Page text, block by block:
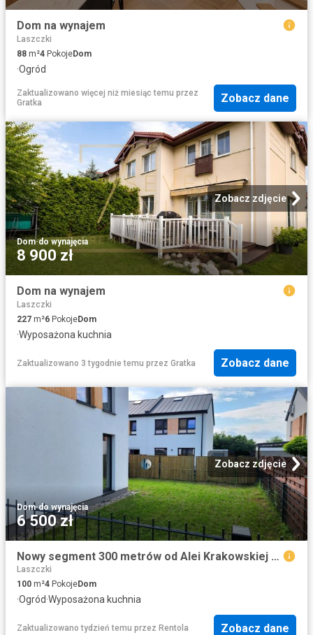
Dom na wynajem
Laszczki
88 m²4 PokojeDom
·Ogród
Zaktualizowano więcej niż miesiąc temu przez
Gratka
Zobacz dane
Zobacz zdjęcie
Dom·do wynajęcia
8 900 zł
Dom na wynajem
Laszczki
227 m²6 PokojeDom
·Wyposażona kuchnia
Zaktualizowano 3 tygodnie temu przez Gratka Zobacz dane
Zobacz zdjęcie
Dom·do wynajęcia
6 500 zł
Nowy segment 300 metrów od Alei Krakowskiej ul. Dzikiej Gruszy, Słomin
Laszczki
100 m²4 PokojeDom
·Ogród·Wyposażona kuchnia
Zaktualizowano tydzień temu przez Rentola Zobacz dane